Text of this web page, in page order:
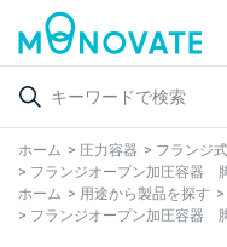
ホーム > 圧力容器 > フランジ式
> フランジオープン加圧容器
ホーム > 用途から製品を探す >
> フランジオープン加圧容器